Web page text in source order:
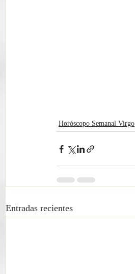
Horóscopo Semanal Virgo
Entradas recientes